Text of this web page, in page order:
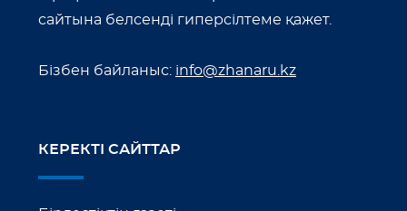
сайтына белсенді гиперсілтеме қажет.
Бізбен байланыс: info@zhanaru.kz
КЕРЕКТІ САЙТТАР